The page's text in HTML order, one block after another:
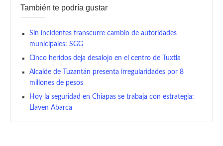
También te podría gustar
Sin incidentes transcurre cambio de autoridades
municipales: SGG
Cinco heridos deja desalojo en el centro de Tuxtla
Alcalde de Tuzantán presenta irregularidades por 8
millones de pesos
Hoy la seguridad en Chiapas se trabaja con estrategia:
Llaven Abarca